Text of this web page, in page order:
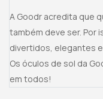
A Goodr acredita que
também deve ser. Por
divertidos, elegantes
Os óculos de sol da
em todos!